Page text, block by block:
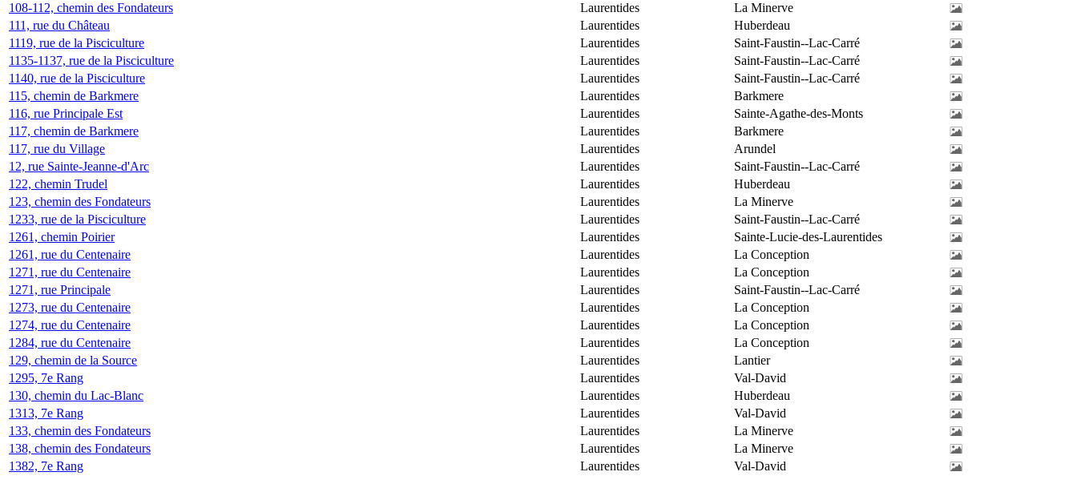
108-112, chemin des Fondateurs
Laurentides
La Minerve
111, rue du Château
Laurentides
Huberdeau
1119, rue de la Pisciculture
Laurentides
Saint-Faustin--Lac-Carré
1135-1137, rue de la Pisciculture
Laurentides
Saint-Faustin--Lac-Carré
1140, rue de la Pisciculture
Laurentides
Saint-Faustin--Lac-Carré
115, chemin de Barkmere
Laurentides
Barkmere
116, rue Principale Est
Laurentides
Sainte-Agathe-des-Monts
117, chemin de Barkmere
Laurentides
Barkmere
117, rue du Village
Laurentides
Arundel
12, rue Sainte-Jeanne-d'Arc
Laurentides
Saint-Faustin--Lac-Carré
122, chemin Trudel
Laurentides
Huberdeau
123, chemin des Fondateurs
Laurentides
La Minerve
1233, rue de la Pisciculture
Laurentides
Saint-Faustin--Lac-Carré
1261, chemin Poirier
Laurentides
Sainte-Lucie-des-Laurentides
1261, rue du Centenaire
Laurentides
La Conception
1271, rue du Centenaire
Laurentides
La Conception
1271, rue Principale
Laurentides
Saint-Faustin--Lac-Carré
1273, rue du Centenaire
Laurentides
La Conception
1274, rue du Centenaire
Laurentides
La Conception
1284, rue du Centenaire
Laurentides
La Conception
129, chemin de la Source
Laurentides
Lantier
1295, 7e Rang
Laurentides
Val-David
130, chemin du Lac-Blanc
Laurentides
Huberdeau
1313, 7e Rang
Laurentides
Val-David
133, chemin des Fondateurs
Laurentides
La Minerve
138, chemin des Fondateurs
Laurentides
La Minerve
1382, 7e Rang
Laurentides Val-David